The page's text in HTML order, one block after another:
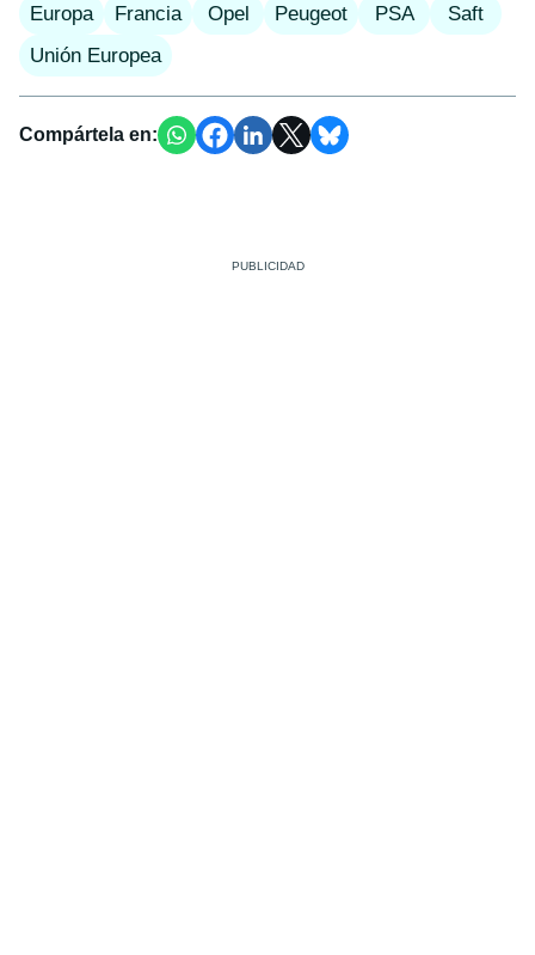
Europa
Francia Opel Peugeot PSA
Saft
Unión Europea
Compártela en: